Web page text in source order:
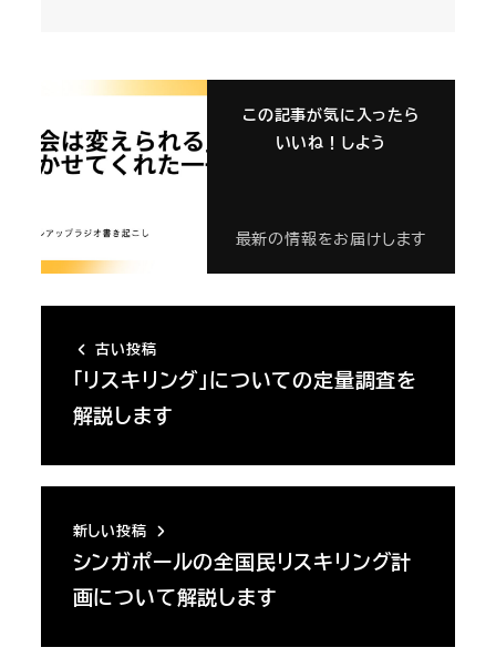
この記事が気に入ったら
いいね！しよう
最新の情報をお届けします
古い投稿
「リスキリング」についての定量調査を
解説します
新しい投稿
シンガポールの全国民リスキリング計
画について解説します